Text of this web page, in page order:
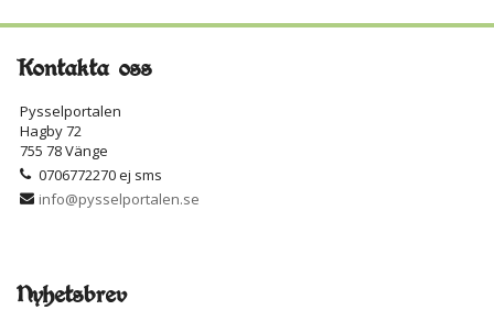
Kontakta oss
Pysselportalen
Hagby 72
755 78 Vänge
0706772270 ej sms
info@pysselportalen.se
Nyhetsbrev